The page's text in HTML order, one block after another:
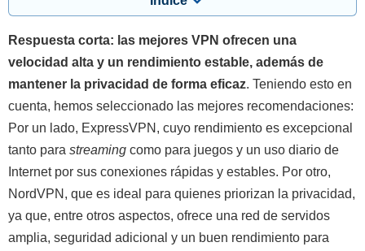
Respuesta corta: las mejores VPN ofrecen una
velocidad alta y un rendimiento estable, además de
mantener la privacidad de forma eficaz. Teniendo esto en
cuenta, hemos seleccionado las mejores recomendaciones:
Por un lado, ExpressVPN, cuyo rendimiento es excepcional
tanto para streaming como para juegos y un uso diario de
Internet por sus conexiones rápidas y estables. Por otro,
NordVPN, que es ideal para quienes priorizan la privacidad,
ya que, entre otros aspectos, ofrece una red de servidos
amplia, seguridad adicional y un buen rendimiento para